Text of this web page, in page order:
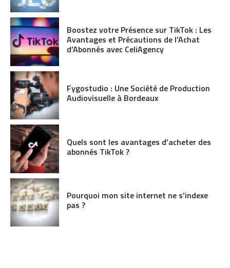
Boostez votre Présence sur TikTok : Les
Avantages et Précautions de l’Achat
d’Abonnés avec CeliAgency
Fygostudio : Une Société de Production
Audiovisuelle à Bordeaux
Quels sont les avantages d’acheter des
abonnés TikTok ?
Pourquoi mon site internet ne s’indexe
pas ?